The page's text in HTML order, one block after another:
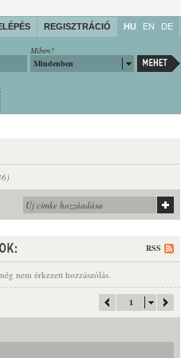
REGISZTRÁCIÓ HU EN DE
Miben?
Mindenben
RSS
nem érkezett hozzászólás.
1